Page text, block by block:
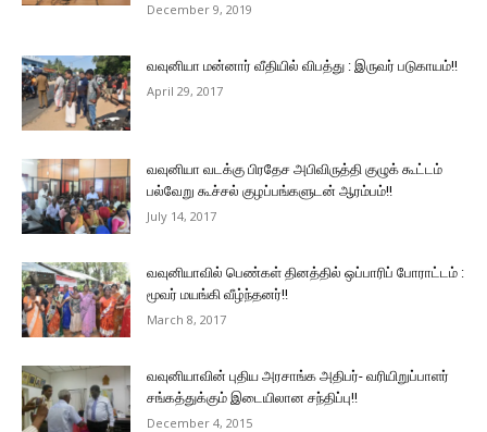
December 9, 2019
வவுனியா மன்னார் வீதியில் விபத்து : இருவர் படுகாயம்!!
April 29, 2017
வவுனியா வடக்கு பிரதேச அபிவிருத்தி குழுக் கூட்டம்
பல்வேறு கூச்சல் குழப்பங்களுடன் ஆரம்பம்!!
July 14, 2017
வவுனியாவில் பெண்கள் தினத்தில் ஒப்பாரிப் போராட்டம் :
மூவர் மயங்கி வீழ்ந்தனர்!!
March 8, 2017
வவுனியாவின் புதிய அரசாங்க அதிபர்- வரியிறுப்பாளர்
சங்கத்துக்கும் இடையிலான சந்திப்பு!!
December 4, 2015